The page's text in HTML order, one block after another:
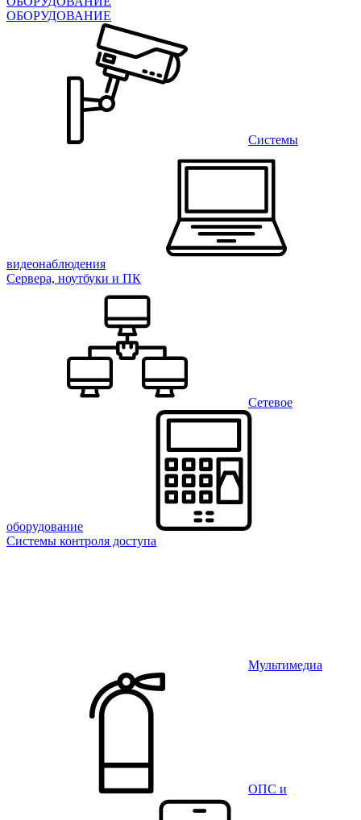
ОБОРУДОВАНИЕ
Системы
видеонаблюдения
Сервера, ноутбуки и ПК
Сетевое
оборудование
Системы контроля доступа
Мультимедиа
ОПС и